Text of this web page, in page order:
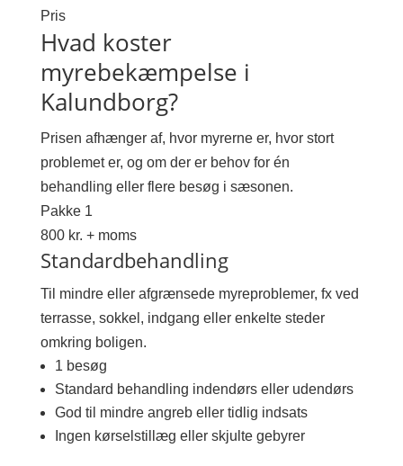
Pris
Hvad koster
myrebekæmpelse i
Kalundborg?
Prisen afhænger af, hvor myrerne er, hvor stort
problemet er, og om der er behov for én
behandling eller flere besøg i sæsonen.
Pakke 1
800 kr. + moms
Standardbehandling
Til mindre eller afgrænsede myreproblemer, fx ved
terrasse, sokkel, indgang eller enkelte steder
omkring boligen.
1 besøg
Standard behandling indendørs eller udendørs
God til mindre angreb eller tidlig indsats
Ingen kørselstillæg eller skjulte gebyrer